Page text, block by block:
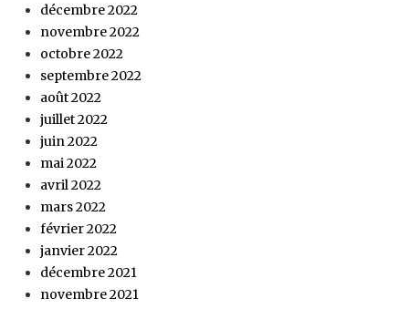
décembre 2022
novembre 2022
octobre 2022
septembre 2022
août 2022
juillet 2022
juin 2022
mai 2022
avril 2022
mars 2022
février 2022
janvier 2022
décembre 2021
novembre 2021